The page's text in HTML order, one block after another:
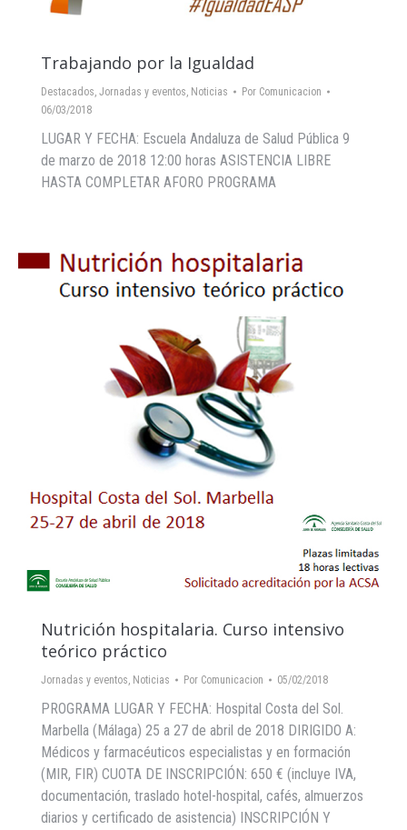
Trabajando por la Igualdad
Destacados, Jornadas y eventos, Noticias Por Comunicacion
06/03/2018
LUGAR Y FECHA: Escuela Andaluza de Salud Pública 9
de marzo de 2018 12:00 horas ASISTENCIA LIBRE
HASTA COMPLETAR AFORO PROGRAMA
Nutrición hospitalaria. Curso intensivo
teórico práctico
Jornadas y eventos, Noticias Por Comunicacion 05/02/2018
PROGRAMA LUGAR Y FECHA: Hospital Costa del Sol.
Marbella (Málaga) 25 a 27 de abril de 2018 DIRIGIDO A:
Médicos y farmacéuticos especialistas y en formación
(MIR, FIR) CUOTA DE INSCRIPCIÓN: 650 € (incluye IVA,
documentación, traslado hotel-hospital, cafés, almuerzos
diarios y certificado de asistencia) INSCRIPCIÓN Y